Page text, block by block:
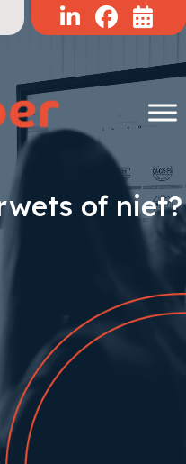
of niet?